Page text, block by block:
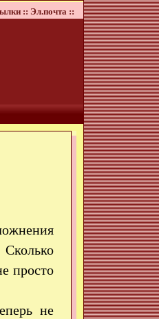
:: Эл.почта ::
просто
не